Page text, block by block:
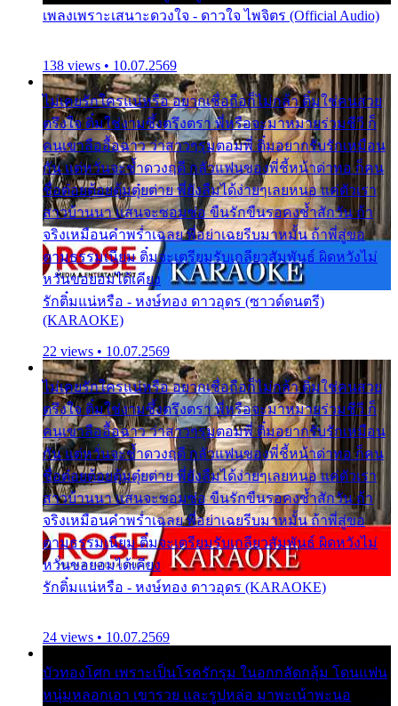
เพลงเพราะเสนาะดวงใจ - ดาวใจ ไพจิตร (Official Audio)
138 views • 10.07.2569
ไม่เคยรักใครแน่หรือ อยากเชื่อถือก็ไม่กล้า ติ๋มใช่คนสวย
ตรึงใจ ติ๋มใช่งามซึ้งตรึงตรา พี่หรือจะมาหมายร่วมชีวี ก็
คนเขาลืออื้อฉาว ว่าสาวๆรุมตอมพี่ ติ๋มอยากรับรักเหมือน
กัน แต่หวั่นจะช้ำดวงฤดี กลัวแฟนของพี่ชี้หน้าด่าทอ ก็คน
ชื่อต๋อยต้อยตุ้มตุ๋ยต่าย พี่ยังลืมได้ง่ายๆเลยหนอ แค่ตัวเรา
สาวบ้านนา แสนจะซอมซ่อ ขืนรักขืนรอคงช้ำสักวัน ถ้า
จริงเหมือนคำพร่ำเฉลย พี่อย่าเฉยรีบมาหมั้น ถ้าพี่สู่ขอ
ตามธรรมเนียม ติ๋มจะเตรียมรับเกลียวสัมพันธ์ ผิดหวังไม่
หวั่นขอยอมได้เคียง
รักติ๋มแน่หรือ - หงษ์ทอง ดาวอุดร (ซาวด์ดนตรี)
(KARAOKE)
22 views • 10.07.2569
ไม่เคยรักใครแน่หรือ อยากเชื่อถือก็ไม่กล้า ติ๋มใช่คนสวย
ตรึงใจ ติ๋มใช่งามซึ้งตรึงตรา พี่หรือจะมาหมายร่วมชีวี ก็
คนเขาลืออื้อฉาว ว่าสาวๆรุมตอมพี่ ติ๋มอยากรับรักเหมือน
กัน แต่หวั่นจะช้ำดวงฤดี กลัวแฟนของพี่ชี้หน้าด่าทอ ก็คน
ชื่อต๋อยต้อยตุ้มตุ๋ยต่าย พี่ยังลืมได้ง่ายๆเลยหนอ แค่ตัวเรา
สาวบ้านนา แสนจะซอมซ่อ ขืนรักขืนรอคงช้ำสักวัน ถ้า
จริงเหมือนคำพร่ำเฉลย พี่อย่าเฉยรีบมาหมั้น ถ้าพี่สู่ขอ
ตามธรรมเนียม ติ๋มจะเตรียมรับเกลียวสัมพันธ์ ผิดหวังไม่
หวั่นขอยอมได้เคียง
รักติ๋มแน่หรือ - หงษ์ทอง ดาวอุดร (KARAOKE)
24 views • 10.07.2569
บัวทองโศก เพราะเป็นโรครักรุม ในอกกลัดกลุ้ม โดนแฟน
หนุ่มหลอกเอา เขารวย และรูปหล่อ มาพะเน้าพะนอ